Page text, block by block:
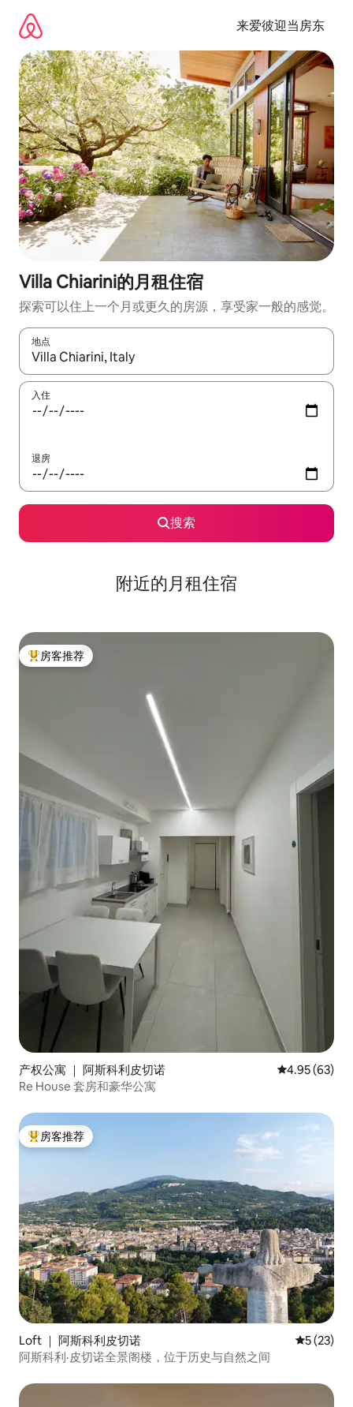
来爱彼迎当房东
Villa Chiarini的月租住宿
探索可以住上一个月或更久的房源，享受家一般的感觉。
地点
如有搜索结果，请使用上下方向键查看，或通过点击或滑动手势
入住
退房
搜索
附近的月租住宿
热门「房客推荐」
房客推荐
产权公寓 ｜ 阿斯科利皮切诺 平均评分
4.95 (63)
Re House 套房和豪华公寓
热门「房客推荐」
房客推荐
Loft ｜ 阿斯科利皮切诺 平均评分
5 (23)
阿斯科利·皮切诺全景阁楼，位于历史与自然之间